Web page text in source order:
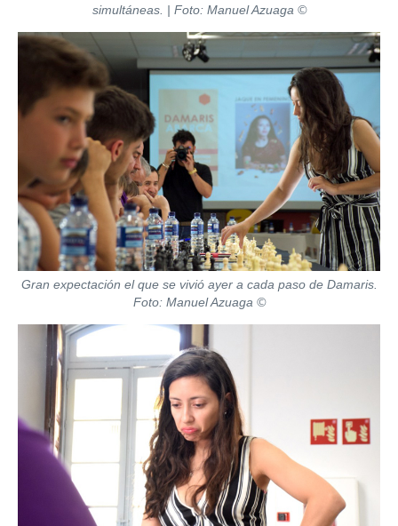
simultáneas. | Foto: Manuel Azuaga ©
Gran expectación el que se vivió ayer a cada paso de Damaris.
Foto: Manuel Azuaga ©